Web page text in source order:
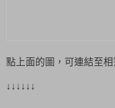
點上面的圖，可連結至相
↓↓↓↓↓↓